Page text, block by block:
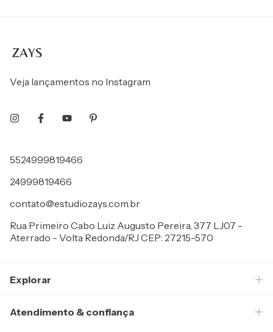
Veja lançamentos no Instagram
5524999819466
24999819466
contato@estudiozays.com.br
Rua Primeiro Cabo Luiz Augusto Pereira, 377 LJ07 -
Aterrado - Volta Redonda/RJ CEP: 27215-570
Explorar
Atendimento & confiança